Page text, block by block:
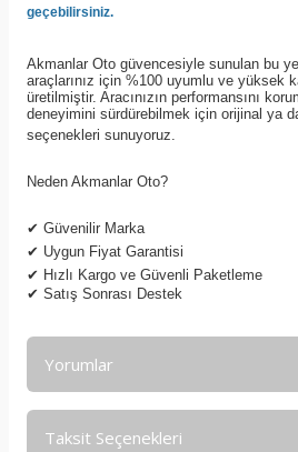
geçebilirsiniz.
Akmanlar Oto güvencesiyle sunulan bu
araçlarınız için %100 uyumlu ve yüksek
üretilmiştir. Aracınızın performansını
deneyimini sürdürebilmek için orijinal ya
seçenekleri sunuyoruz.
Neden Akmanlar Oto?
✔ Güvenilir Marka
✔ Uygun Fiyat Garantisi
✔ Hızlı Kargo ve Güvenli Paketleme
✔ Satış Sonrası Destek
Yorumlar
Taksit Seçenekleri